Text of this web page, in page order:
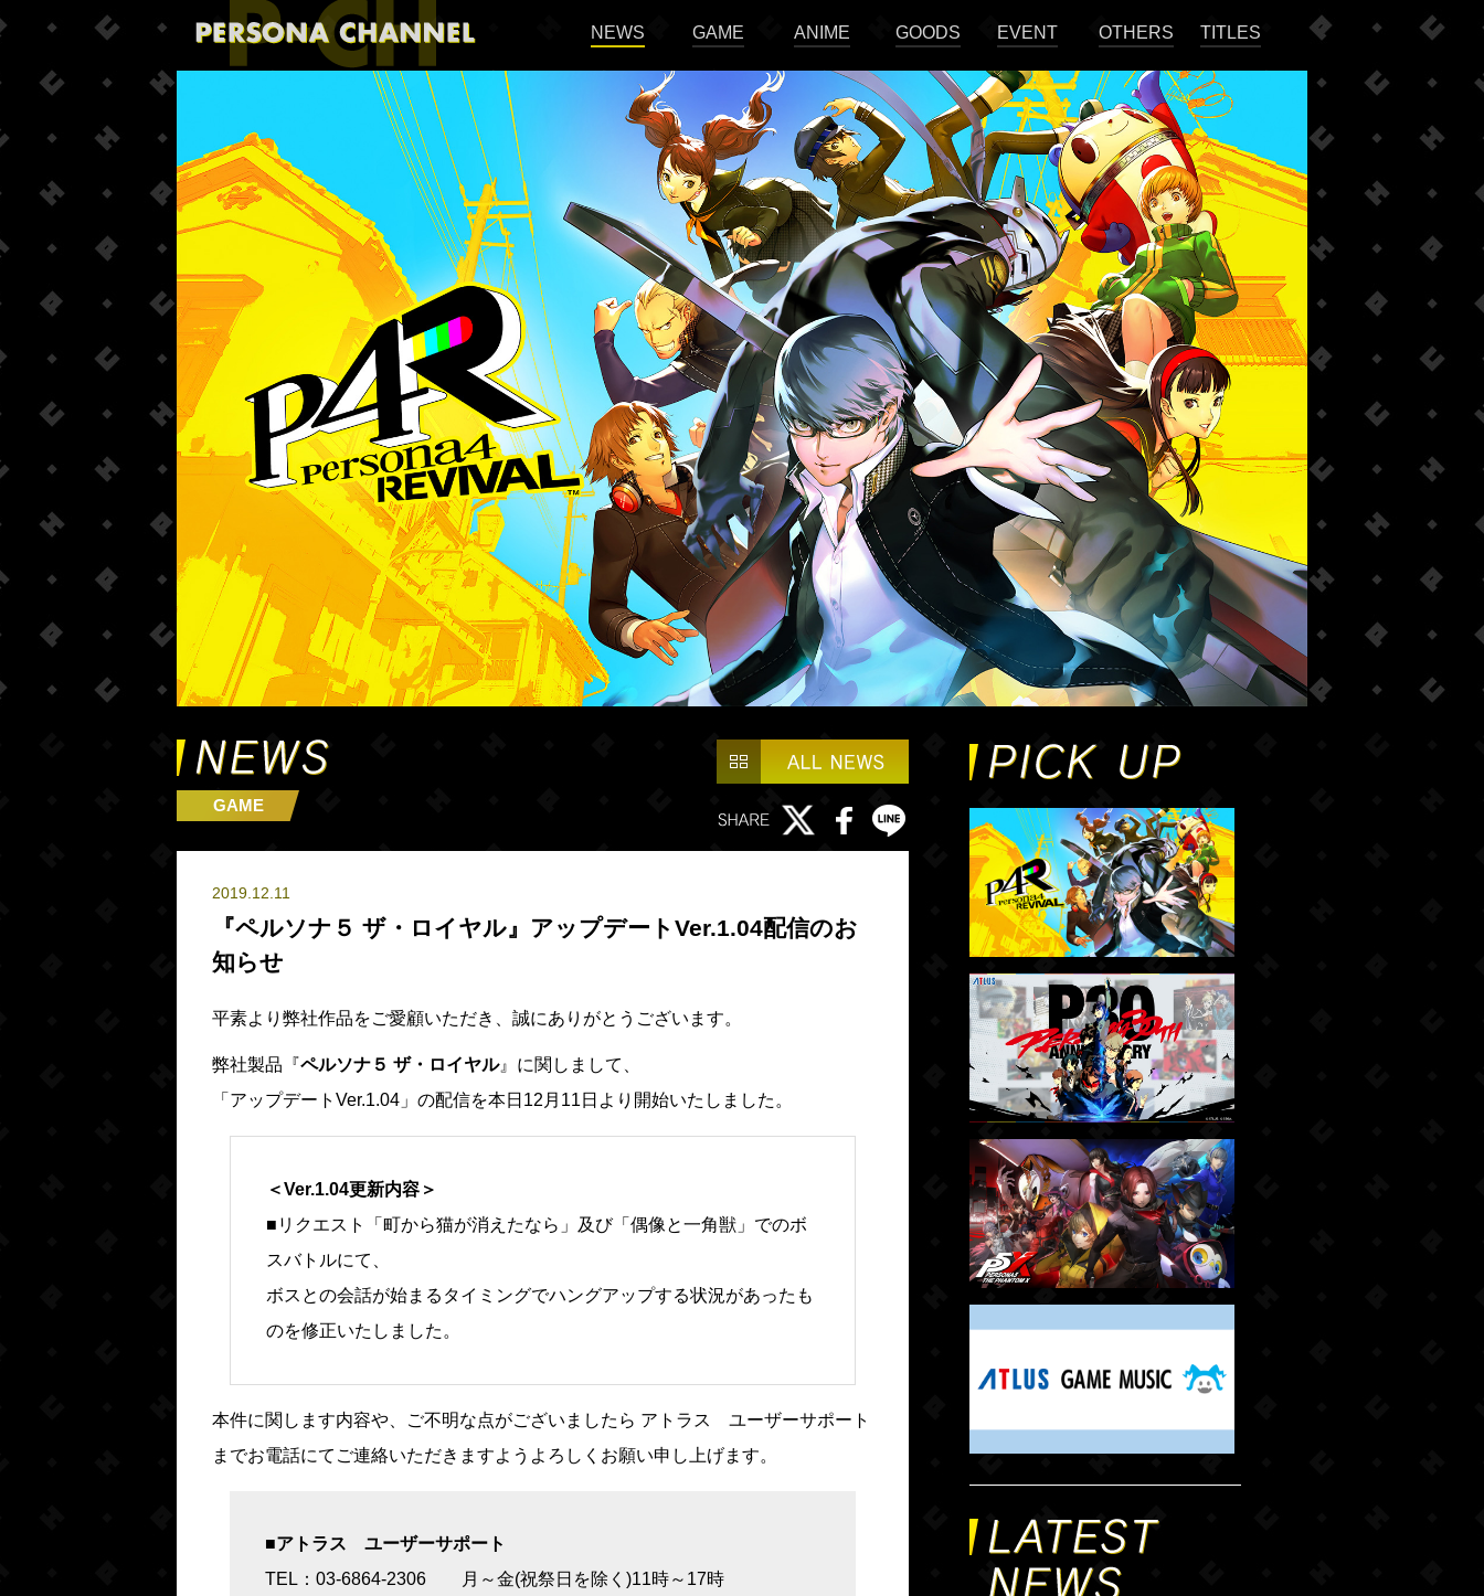
NEWS GAME ANIME GOODS EVENT OTHERS TITLES
GAME
2019.12.11
『ペルソナ５ ザ・ロイヤル』アップデートVer.1.04配信のお
知らせ
平素より弊社作品をご愛顧いただき、誠にありがとうございます。
弊社製品『ペルソナ５ ザ・ロイヤル』に関しまして、
「アップデートVer.1.04」の配信を本日12月11日より開始いたしました。
＜Ver.1.04更新内容＞
■リクエスト「町から猫が消えたなら」及び「偶像と一角獣」でのボ
スバトルにて、
ボスとの会話が始まるタイミングでハングアップする状況があったも
のを修正いたしました。
本件に関します内容や、ご不明な点がございましたら アトラス ユーザーサポート
までお電話にてご連絡いただきますようよろしくお願い申し上げます。
■アトラス ユーザーサポート
TEL：03-6864-2306 月～金(祝祭日を除く)11時～17時